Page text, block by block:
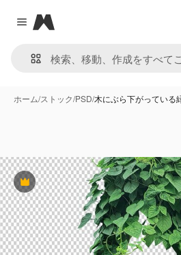
Close menu
Magnific
ホーム/ストック/PSD/木にぶら下がってい
Premium